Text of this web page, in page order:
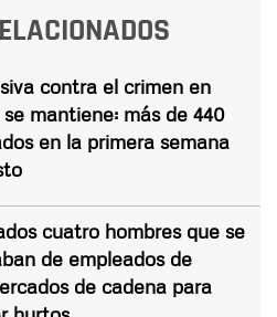
contra el crimen en
mantiene: más de 440
en la primera semana
cuatro hombres que se
de empleados de
de cadena para